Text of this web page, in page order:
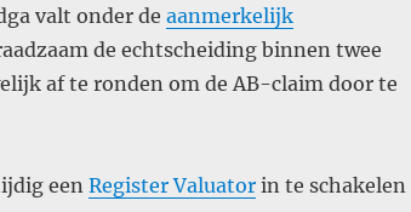
valt onder de aanmerkelijk
de echtscheiding binnen twee
af te ronden om de AB-claim door te
een Register Valuatorin te schakelen